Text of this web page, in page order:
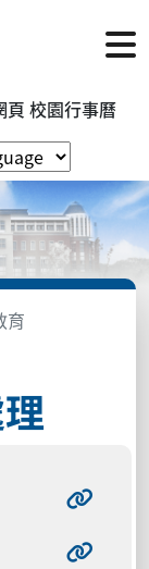
頁 校園行事曆
育